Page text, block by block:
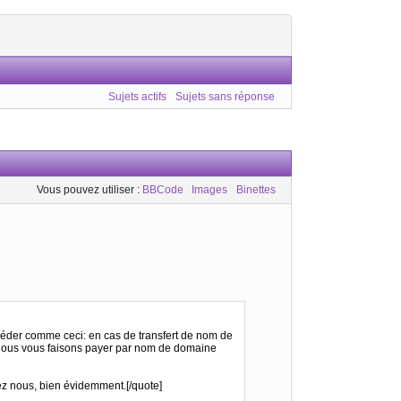
Sujets actifs Sujets sans réponse
Vous pouvez utiliser : BBCode Images Binettes